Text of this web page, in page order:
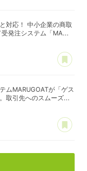
対応！ 中小企業の商取
発注システム「MA...
ムMARUGOATが「ゲス
取引先へのスムーズ...